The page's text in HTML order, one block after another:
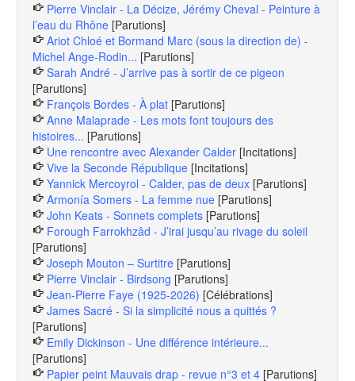
Pierre Vinclair - La Décize, Jérémy Cheval - Peinture à
l’eau du Rhône [Parutions]
Ariot Chloé et Bormand Marc (sous la direction de) -
Michel Ange-Rodin... [Parutions]
Sarah André - J’arrive pas à sortir de ce pigeon
[Parutions]
François Bordes - À plat [Parutions]
Anne Malaprade - Les mots font toujours des
histoires... [Parutions]
Une rencontre avec Alexander Calder [Incitations]
Vive la Seconde République [Incitations]
Yannick Mercoyrol - Calder, pas de deux [Parutions]
Armonía Somers - La femme nue [Parutions]
John Keats - Sonnets complets [Parutions]
Forough Farrokhzâd - J’irai jusqu’au rivage du soleil
[Parutions]
Joseph Mouton – Surtitre [Parutions]
Pierre Vinclair - Birdsong [Parutions]
Jean-Pierre Faye (1925-2026) [Célébrations]
James Sacré - Si la simplicité nous a quittés ?
[Parutions]
Emily Dickinson - Une différence intérieure...
[Parutions]
Papier peint Mauvais drap - revue n°3 et 4 [Parutions]